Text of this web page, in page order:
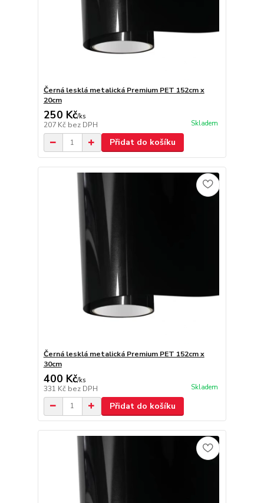
Černá lesklá metalická Premium PET 152cm x
20cm
250 Kč/ks
207 Kč bez DPH Skladem
Přidat do košíku
Černá lesklá metalická Premium PET 152cm x
30cm
400 Kč/ks
331 Kč bez DPH Skladem
Přidat do košíku